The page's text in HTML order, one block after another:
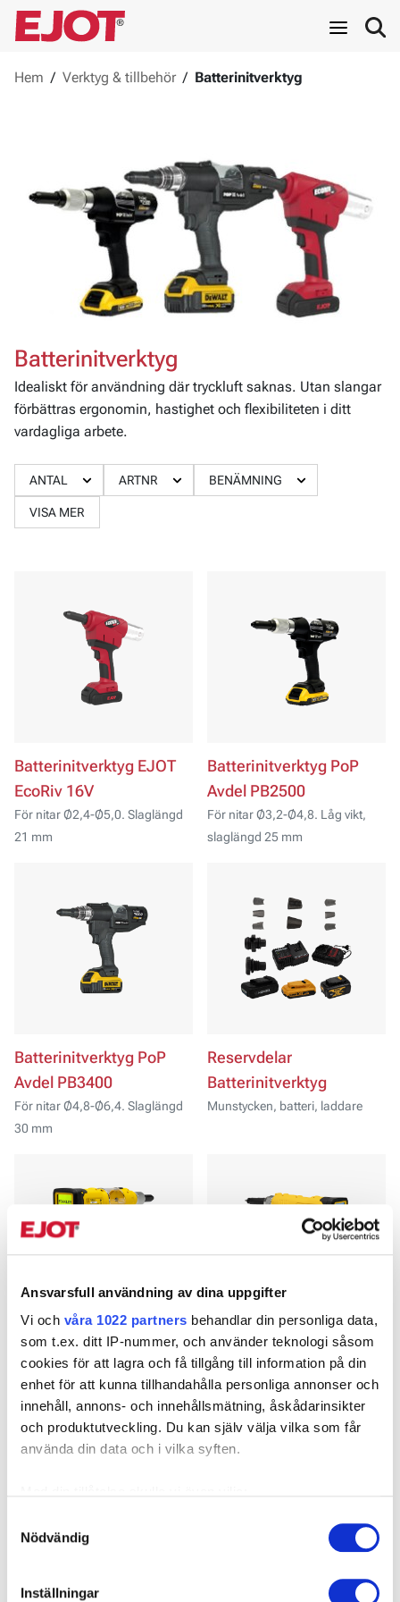
Ansvarsfull användning av dina uppgifter
Vi och våra 1022 partners behandlar din personliga data,
som t.ex. ditt IP-nummer, och använder teknologi såsom
cookies för att lagra och få tillgång till information på din
enhet för att kunna tillhandahålla personliga annonser och
innehåll, annons- och innehållsmätning, åskådarinsikter
och produktutveckling. Du kan själv välja vilka som får
använda din data och i vilka syften.
kan ha en noggrannhet på upp till flera meter
Nödvändig
Inställningar
Hem / Verktyg & tillbehör / Batterinitverktyg
Batterinitverktyg
Idealiskt för användning där tryckluft saknas. Utan slangar
förbättras ergonomin, hastighet och flexibiliteten i ditt
vardagliga arbete.
ANTAL ARTNR BENÄMNING
VISA MER
Batterinitverktyg EJOT
EcoRiv 16V
För nitar Ø2,4-Ø5,0. Slaglängd
21 mm
Batterinitverktyg PoP
Avdel PB2500
För nitar Ø3,2-Ø4,8. Låg vikt,
slaglängd 25 mm
Batterinitverktyg PoP
Avdel PB3400
För nitar Ø4,8-Ø6,4. Slaglängd
30 mm
Reservdelar
Batterinitverktyg
Munstycken, batteri, laddare
Batterinitverktyg PoP
Avdel PB2500Smart QW
Batteriverktyg som ger dig full
kontroll
Batteriverktyg
blindnitmutter NB08PT-
18
Batteriverktyg som ger dig full
rörlighet